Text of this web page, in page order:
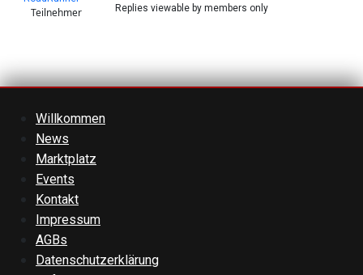
Teilnehmer Replies viewable by members only
Willkommen
News
Marktplatz
Events
Kontakt
Impressum
AGBs
Datenschutzerklärung